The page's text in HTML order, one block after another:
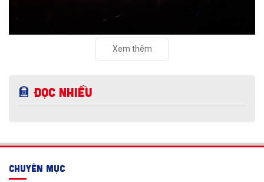
Xem thêm
Đọc nhiều
CHUYÊN MỤC